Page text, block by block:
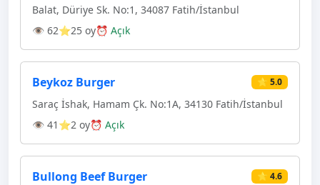
Balat, Düriye Sk. No:1, 34087 Fatih/İstanbul
👁 62⭐25 oy⏰ Açık
Beykoz Burger ⭐ 5.0
Saraç İshak, Hamam Çk. No:1A, 34130 Fatih/İstanbul
👁 41 ⭐2 oy⏰ Açık
Bullong Beef Burger ⭐ 4.6